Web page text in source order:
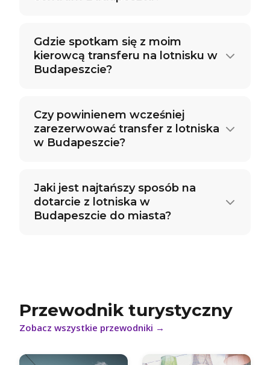
Gdzie spotkam się z moim
kierowcą transferu na lotnisku w
Budapeszcie?
Czy powinienem wcześniej
zarezerwować transfer z lotniska
w Budapeszcie?
Jaki jest najtańszy sposób na
dotarcie z lotniska w
Budapeszcie do miasta?
Przewodnik turystyczny
Zobacz wszystkie przewodniki →